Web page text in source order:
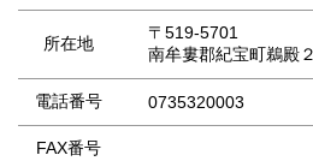
所在地
〒519-5701
南牟婁郡紀宝町鵜殿
電話番号 0735320003
FAX番号